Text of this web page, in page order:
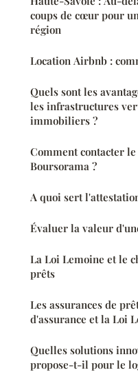
coups de cœur pour
région
Location Airbnb :
Quels sont les
les infrastructures
immobiliers ?
Comment contacter
Boursorama ?
A quoi sert
Évaluer la valeur
La Loi Lemoine et le
prêts
Les assurances de
d'assurance et la Loi
Quelles solutions
propose-t-il pour le